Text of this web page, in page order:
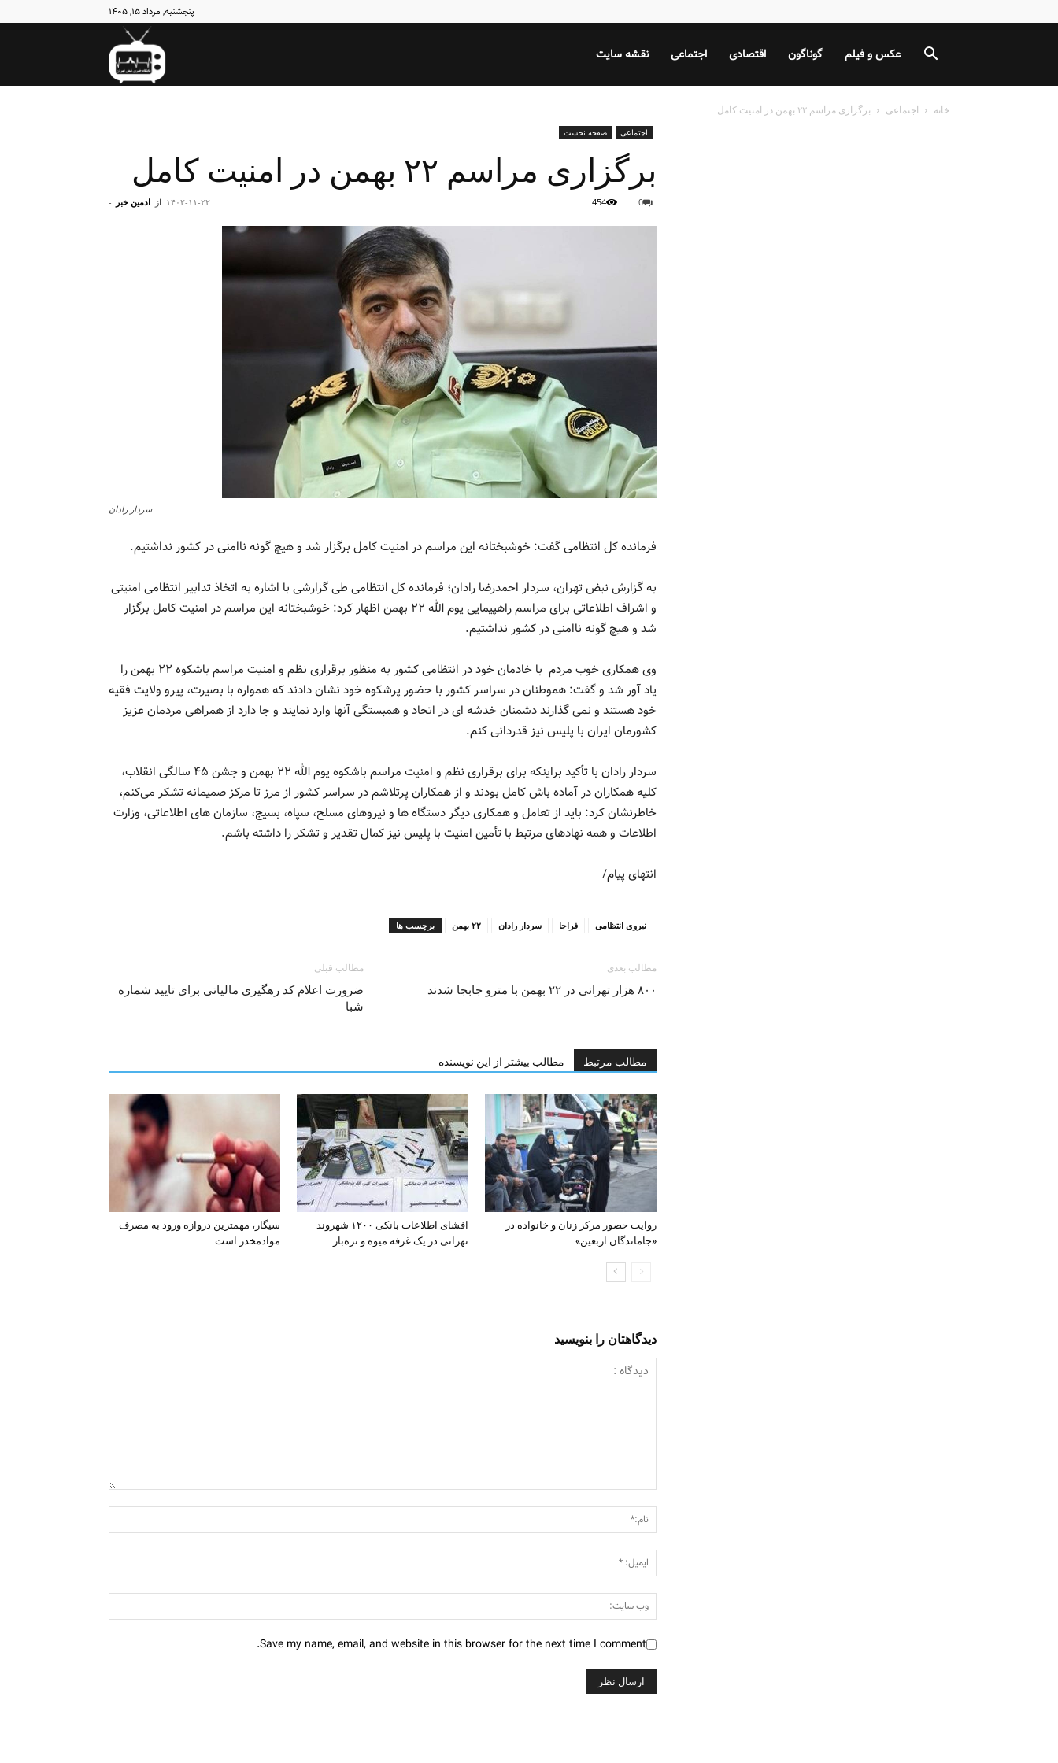
پنجشنبه, مرداد ۱۵, ۱۴۰۵
نبض نقشه سایت اجتماعی اقتصادی گوناگون عکس و فیلم
خانه اجتماعی برگزاری مراسم ۲۲ بهمن در امنیت کامل
اجتماعی صفحه نخست
برگزاری مراسم ۲۲ بهمن در امنیت کامل
از ادمین خبر - ۱۴۰۲-۱۱-۲۲ 0
454
سردار رادان
فرمانده کل انتظامی گفت: خوشبختانه این مراسم در امنیت کامل برگزار شد و هیچ گونه ناامنی در کشور نداشتیم.
به گزارش نبض تهران، سردار احمدرضا رادان؛ فرمانده کل انتظامی طی گزارشی با اشاره به اتخاذ تدابیر انتظامی امنیتی
و اشراف اطلاعاتی برای مراسم راهپیمایی یوم الله ۲۲ بهمن اظهار کرد: خوشبختانه این مراسم در امنیت کامل برگزار
شد و هیچ گونه ناامنی در کشور نداشتیم.
وی همکاری خوب مردم با خادمان خود در انتظامی کشور به منظور برقراری نظم و امنیت مراسم باشکوه ۲۲ بهمن را
یاد آور شد و گفت: هموطنان در سراسر کشور با حضور پرشکوه خود نشان دادند که همواره با بصیرت، پیرو ولایت فقیه
خود هستند و نمی گذارند دشمنان خدشه ای در اتحاد و همبستگی آنها وارد نمایند و جا دارد از همراهی مردمان عزیز
کشورمان ایران با پلیس نیز قدردانی کنم.
سردار رادان با تأکید براینکه برای برقراری نظم و امنیت مراسم باشکوه یوم الله ۲۲ بهمن و جشن ۴۵ سالگی انقلاب،
کلیه همکاران در آماده باش کامل بودند و از همکاران پرتلاشم در سراسر کشور از مرز تا مرکز صمیمانه تشکر می‌کنم،
خاطرنشان کرد: باید از تعامل و همکاری دیگر دستگاه ها و نیروهای مسلح، سپاه، بسیج، سازمان های اطلاعاتی، وزارت
اطلاعات و همه نهادهای مرتبط با تأمین امنیت با پلیس نیز کمال تقدیر و تشکر را داشته باشم.
انتهای پیام/
برچسب ها ۲۲ بهمن سردار رادان فراجا نیروی انتظامی
مطالب قبلی
ضرورت اعلام کد رهگیری مالیاتی برای تایید شماره
شبا
مطالب بعدی
۸۰۰ هزار تهرانی در ۲۲ بهمن با مترو جابجا شدند
مطالب مرتبط مطالب بیشتر از این نویسنده
سیگار، مهمترین دروازه ورود به مصرف
موادمخدر است
افشای اطلاعات بانکی ۱۲۰۰ شهروند
تهرانی در یک غرفه میوه و تره‌بار
روایت حضور مرکز زنان و خانواده در
«جاماندگان اربعین»
دیدگاهتان را بنویسید
Save my name, email, and website in this browser for the next time I comment.